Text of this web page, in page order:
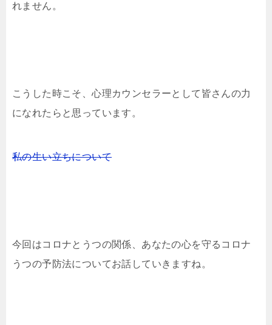
れません。
こうした時こそ、心理カウンセラーとして皆さんの力
になれたらと思っています。
私の生い立ちについて
今回はコロナとうつの関係、あなたの心を守るコロナ
うつの予防法についてお話していきますね。